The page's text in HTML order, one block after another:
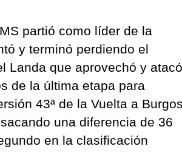
partió como líder de la
y terminó perdiendo el
Landa que aprovechó y atacó
de la última etapa para
43ª de la Vuelta a Burgos
una diferencia de 36
en la clasificación